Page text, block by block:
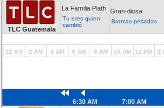
TLC Guatemala
La Familia Plath
Tu eres quien
cambió
Gran-diosa
Bromas pesadas
12 AM 2 AM 4 AM 6 AM 8 AM 10 AM 12 PM 2
6:30 AM 7:00 AM